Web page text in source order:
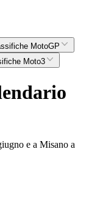
MotoGP
Moto3
e a Misano a